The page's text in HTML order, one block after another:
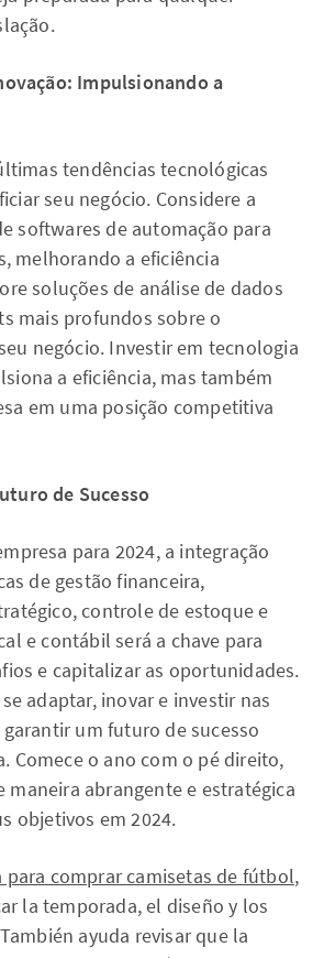
Impulsionando a
tendências tecnológicas
seu negócio. Considere a
softwares de automação para
melhorando a eficiência
soluções de análise de dados
mais profundos sobre o
negócio. Investir em tecnologia
a eficiência, mas também
em uma posição competitiva
de Sucesso
para 2024, a integração
de gestão financeira,
controle de estoque e
e contábil será a chave para
e capitalizar as oportunidades.
adaptar, inovar e investir nas
um futuro de sucesso
Comece o ano com o pé direito,
maneira abrangente e estratégica
objetivos em 2024.
para comprar camisetas de fútbol,
la temporada, el diseño y los
ayuda revisar que la